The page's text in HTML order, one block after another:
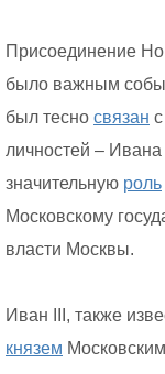
Присоединение
было важным
был тесно связан
личностей –
значительную роль
Московскому
власти Москвы.
Иван III, также
князем